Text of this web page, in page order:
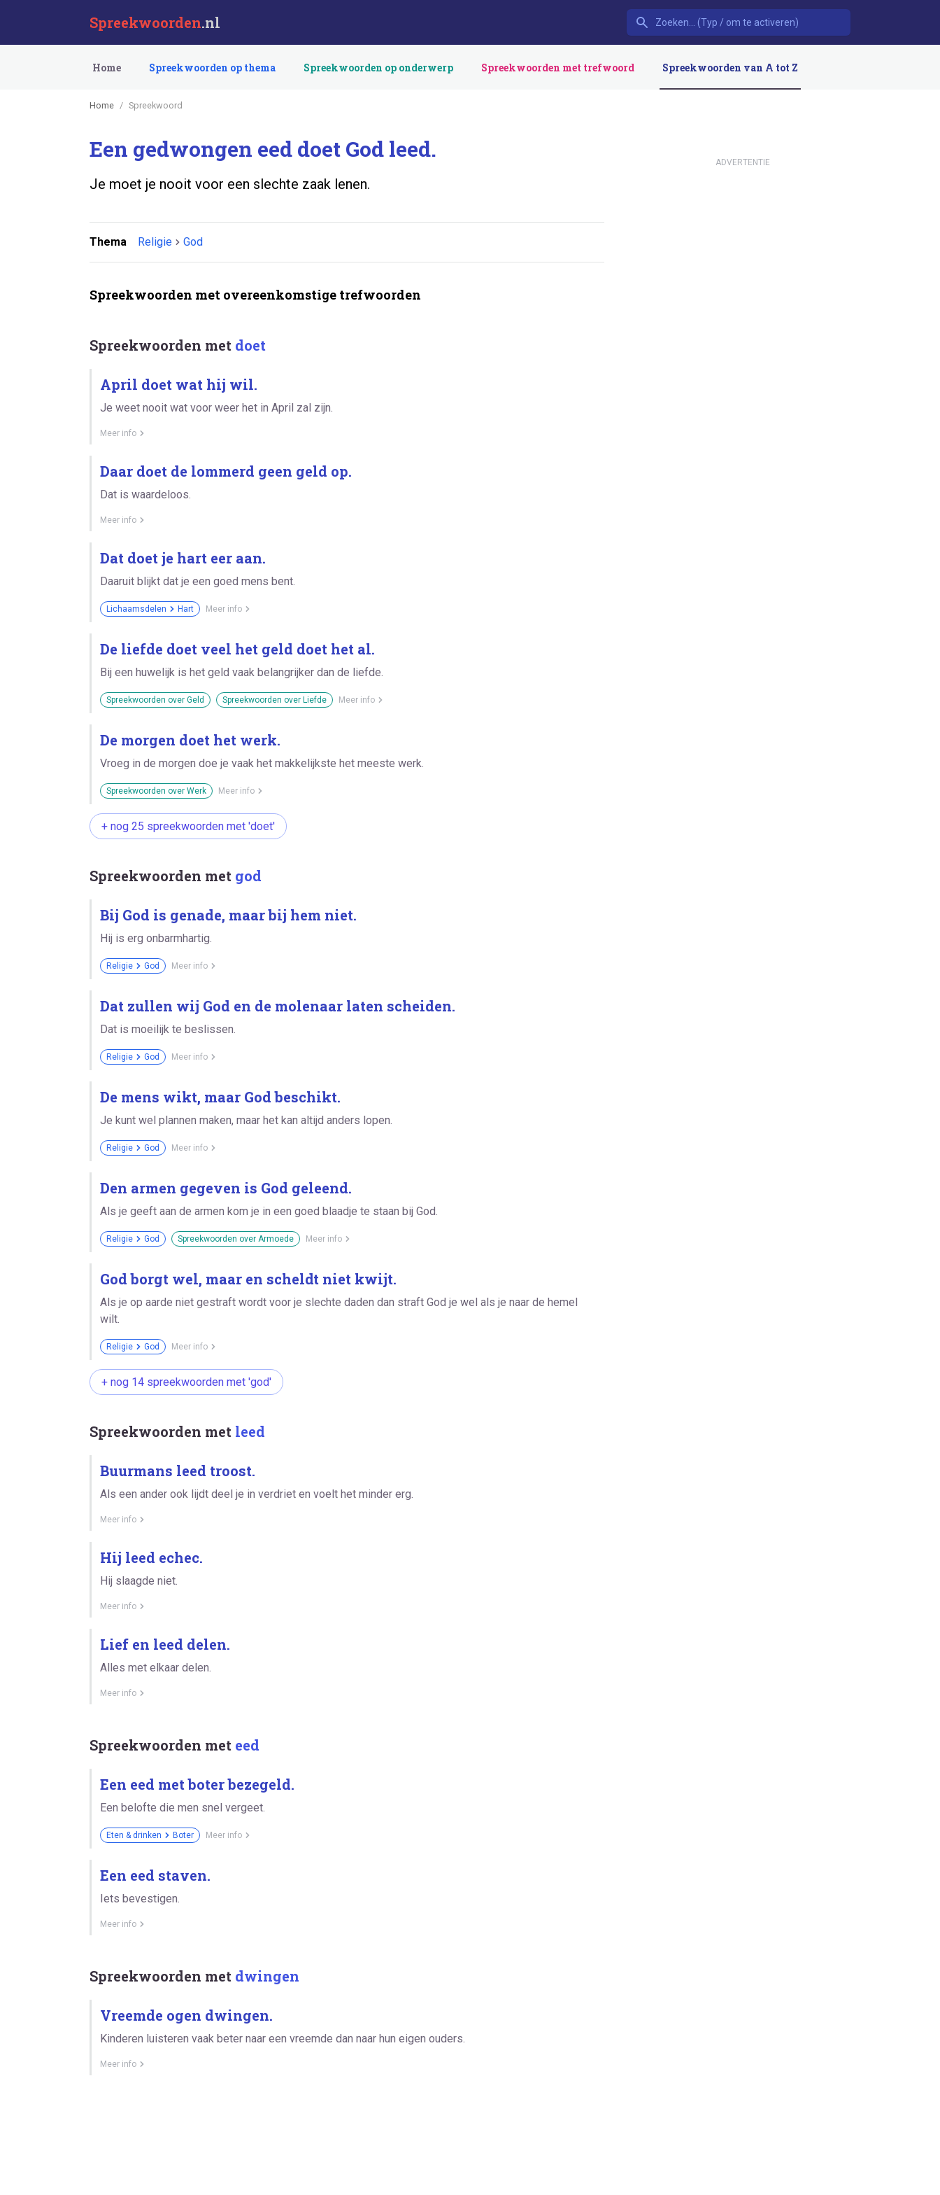
Spreekwoorden.nl
Home Spreekwoorden op thema Spreekwoorden op onderwerp Spreekwoorden met trefwoord Spreekwoorden van A tot Z
Home Spreekwoord
Een gedwongen eed doet God leed.
Je moet je nooit voor een slechte zaak lenen.
Thema Religie God
Spreekwoorden met overeenkomstige trefwoorden
Spreekwoorden met doet
April doet wat hij wil.
Je weet nooit wat voor weer het in April zal zijn.
Meer info
Daar doet de lommerd geen geld op.
Dat is waardeloos.
Meer info
Dat doet je hart eer aan.
Daaruit blijkt dat je een goed mens bent.
Lichaamsdelen Hart Meer info
De liefde doet veel het geld doet het al.
Bij een huwelijk is het geld vaak belangrijker dan de liefde.
Spreekwoorden over Geld Spreekwoorden over Liefde Meer info
De morgen doet het werk.
Vroeg in de morgen doe je vaak het makkelijkste het meeste werk.
Spreekwoorden over Werk Meer info
+ nog 25 spreekwoorden met 'doet'
Spreekwoorden met god
Bij God is genade, maar bij hem niet.
Hij is erg onbarmhartig.
Religie God Meer info
Dat zullen wij God en de molenaar laten scheiden.
Dat is moeilijk te beslissen.
Religie God Meer info
De mens wikt, maar God beschikt.
Je kunt wel plannen maken, maar het kan altijd anders lopen.
Religie God Meer info
Den armen gegeven is God geleend.
Als je geeft aan de armen kom je in een goed blaadje te staan bij God.
Religie God Spreekwoorden over Armoede Meer info
God borgt wel, maar en scheldt niet kwijt.
Als je op aarde niet gestraft wordt voor je slechte daden dan straft God je wel als je naar de hemel
wilt.
Religie God Meer info
+ nog 14 spreekwoorden met 'god'
Spreekwoorden met leed
Buurmans leed troost.
Als een ander ook lijdt deel je in verdriet en voelt het minder erg.
Meer info
Hij leed echec.
Hij slaagde niet.
Meer info
Lief en leed delen.
Alles met elkaar delen.
Meer info
Spreekwoorden met eed
Een eed met boter bezegeld.
Een belofte die men snel vergeet.
Eten & drinken Boter Meer info
Een eed staven.
Iets bevestigen.
Meer info
Spreekwoorden met dwingen
Vreemde ogen dwingen.
Kinderen luisteren vaak beter naar een vreemde dan naar hun eigen ouders.
Meer info
ADVERTENTIE